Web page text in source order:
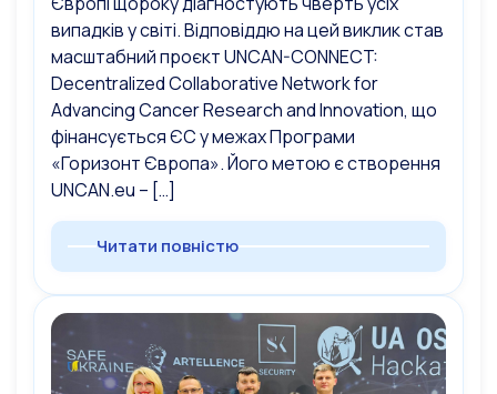
випадків у світі. Відповіддю на цей виклик став
масштабний проєкт UNCAN-CONNECT:
Decentralized Collaborative Network for
Advancing Cancer Research and Innovation, що
фінансується ЄС у межах Програми
«Горизонт Європа». Його метою є створення
UNCAN.eu – […]
Читати повністю